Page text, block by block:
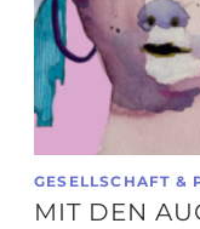
GESELLSCHAFT &
MIT DEN